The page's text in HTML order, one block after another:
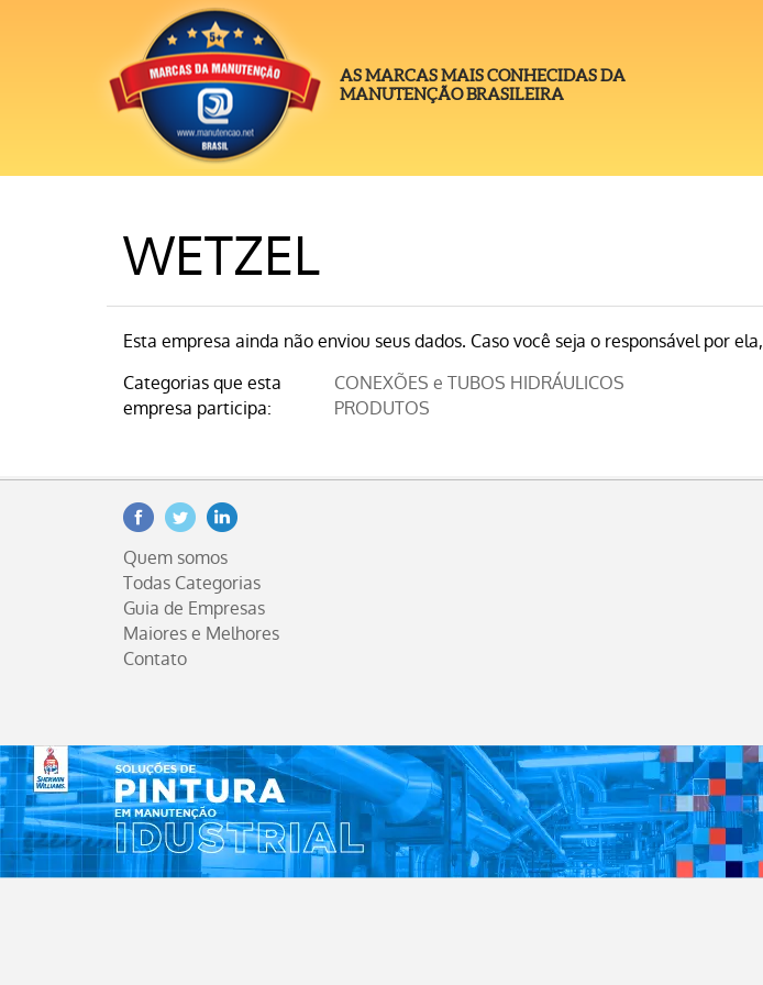
AS MARCAS MAIS CONHECIDAS DA
MANUTENÇÃO BRASILEIRA
WETZEL
Esta empresa ainda não enviou seus dados. Caso você seja o responsável por ela,
Categorias que esta
empresa participa:
CONEXÕES e TUBOS HIDRÁULICOS
PRODUTOS
Facebook
Twitter
Quem somos
Todas Categorias
Guia de Empresas
Maiores e Melhores
Contato